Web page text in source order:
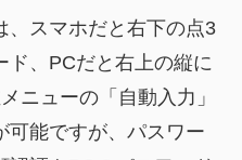
、スマホだと右下の点3
、PCだと右上の縦に
ューの「自動入力」
能ですが、パスワー